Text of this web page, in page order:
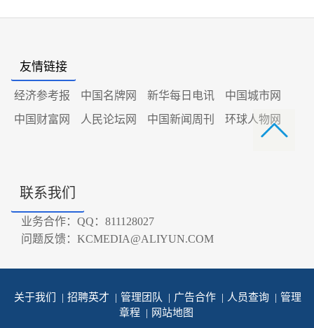
友情链接
经济参考报 中国名牌网 新华每日电讯
中国城市网
中国财富网
人民论坛网 中国新闻周刊 环球人物网
联系我们
业务合作：QQ：811128027
问题反馈：KCMEDIA@ALIYUN.COM
关于我们 | 招聘英才 | 管理团队 | 广告合作 | 人员查询 | 管理
章程 | 网站地图